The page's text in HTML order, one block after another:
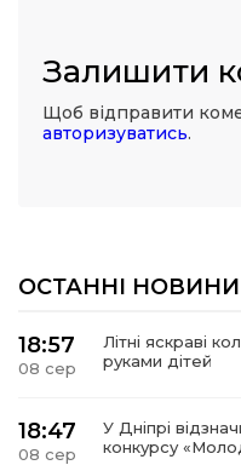
Залишити
Щоб відправити
авторизуватись.
ОСТАННІ НОВИНИ
18:57
08 сер
Літні яскраві
руками дітей
18:47
08 сер
У Дніпрі
конкурсу